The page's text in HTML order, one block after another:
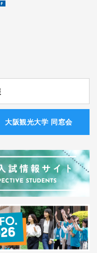
⼤阪観光⼤学 同窓会